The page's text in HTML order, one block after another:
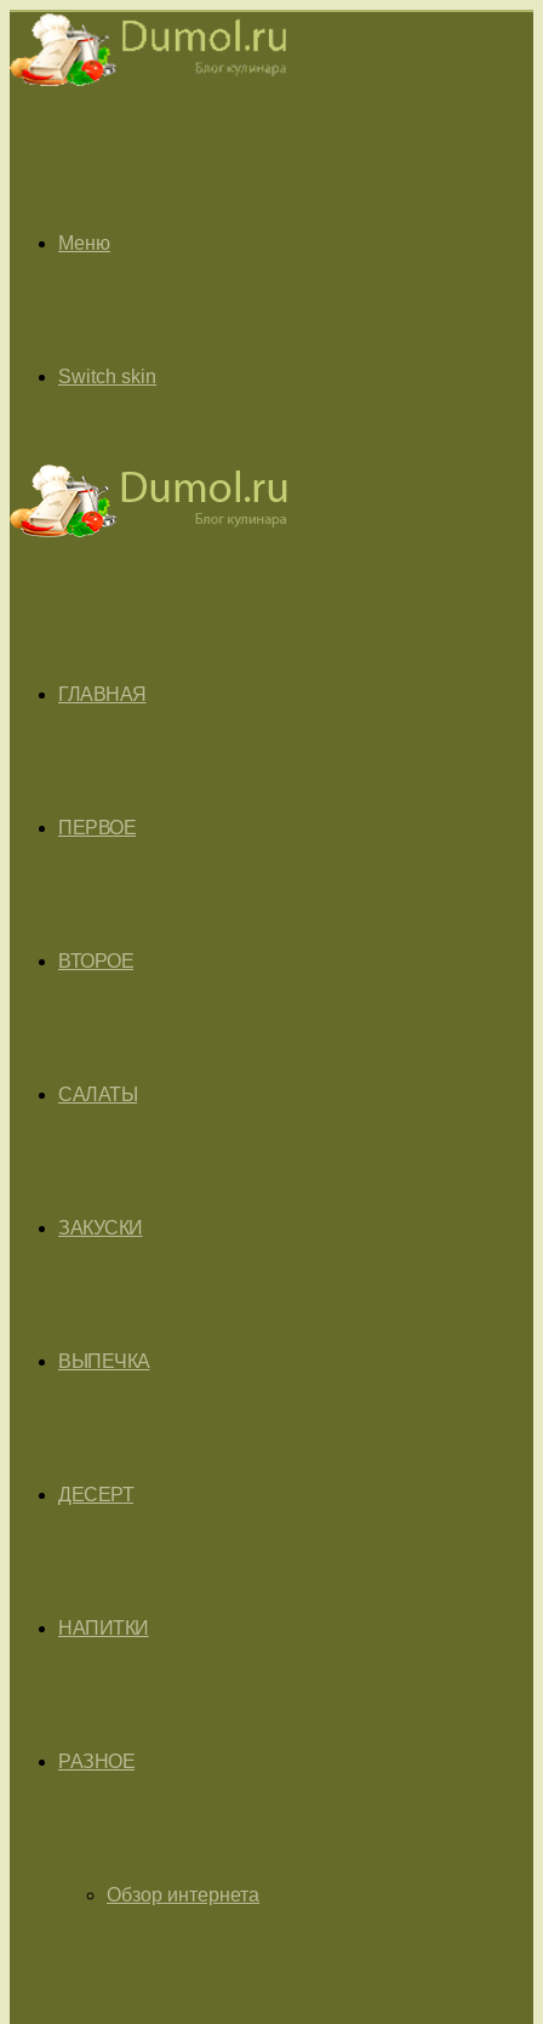
Меню
Switch skin
ГЛАВНАЯ
ПЕРВОЕ
ВТОРОЕ
САЛАТЫ
ЗАКУСКИ
ВЫПЕЧКА
ДЕСЕРТ
НАПИТКИ
РАЗНОЕ
Обзор интернета